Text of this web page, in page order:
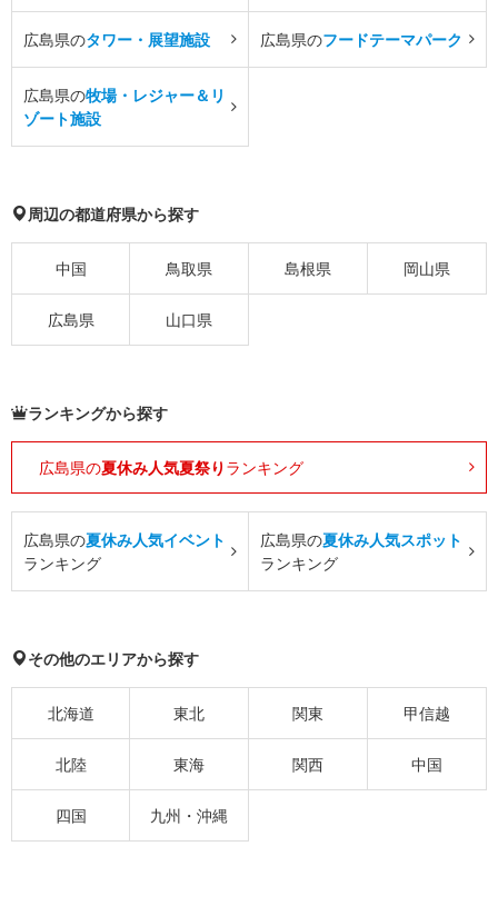
広島県のタワー・展望施設 広島県のフードテーマパーク
広島県の牧場・レジャー＆リ
ゾート施設
周辺の都道府県から探す
中国 鳥取県 島根県 岡山県
広島県 山口県
ランキングから探す
広島県の夏休み人気夏祭り ランキング
広島県の夏休み人気イベント
ランキング
広島県の夏休み人気スポット
ランキング
その他のエリアから探す
北海道 東北 関東 甲信越
北陸 東海 関西 中国
四国 九州・沖縄